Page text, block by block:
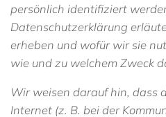
persönlich identifiziert
Datenschutzerklärung
erheben und wofür wir sie
wie und zu welchem Zweck
Wir weisen darauf hin, dass
Internet (z. B. bei der